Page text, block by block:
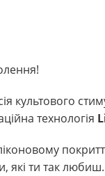
культового
технологія
ти так любиш.